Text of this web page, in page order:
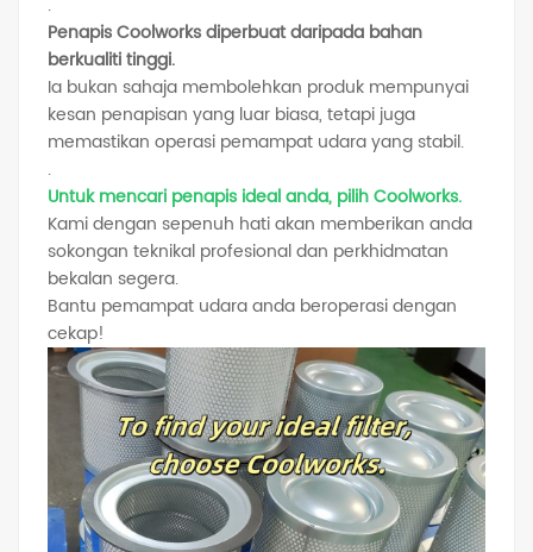
Penapis Coolworks diperbuat daripada bahan
berkualiti tinggi.
Ia bukan sahaja membolehkan produk mempunyai
kesan penapisan yang luar biasa, tetapi juga
memastikan operasi pemampat udara yang stabil.
.
Untuk mencari penapis ideal anda, pilih Coolworks.
Kami dengan sepenuh hati akan memberikan anda
sokongan teknikal profesional dan perkhidmatan
bekalan segera.
Bantu pemampat udara anda beroperasi dengan
cekap!